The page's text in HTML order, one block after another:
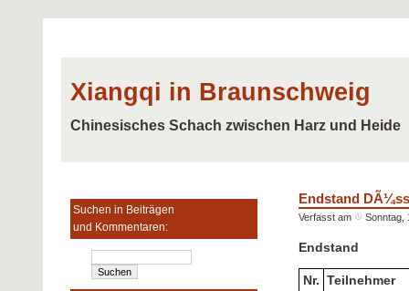
Xiangqi in Braunschweig
Chinesisches Schach zwischen Harz und Heide
Suchen in Beiträgen
und Kommentaren:
Endstand
Verfasst am Sonntag,
Endstand
Nr. Teilnehmer